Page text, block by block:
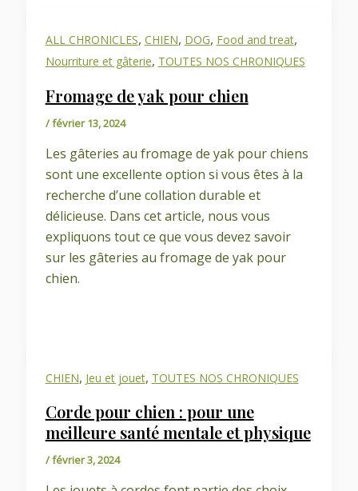
ALL CHRONICLES, CHIEN, DOG, Food and treat,
Nourriture et gâterie, TOUTES NOS CHRONIQUES
Fromage de yak pour chien
/février 13, 2024
Les gâteries au fromage de yak pour chiens
sont une excellente option si vous êtes à la
recherche d’une collation durable et
délicieuse. Dans cet article, nous vous
expliquons tout ce que vous devez savoir
sur les gâteries au fromage de yak pour
chien.
CHIEN, Jeu et jouet, TOUTES NOS CHRONIQUES
Corde pour chien : pour une
meilleure santé mentale et physique
/février 3, 2024